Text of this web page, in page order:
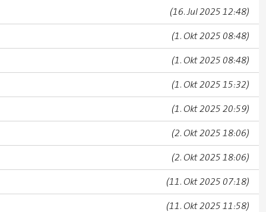
(16. Jul 2025 12:48)
(1. Okt 2025 08:48)
(1. Okt 2025 08:48)
(1. Okt 2025 15:32)
(1. Okt 2025 20:59)
(2. Okt 2025 18:06)
(2. Okt 2025 18:06)
(11. Okt 2025 07:18)
(11. Okt 2025 11:58)